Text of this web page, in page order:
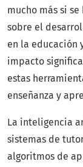
mucho más si
sobre el
en la educación
impacto
estas
enseñanza y
La inteligencia
sistemas de
algoritmos de